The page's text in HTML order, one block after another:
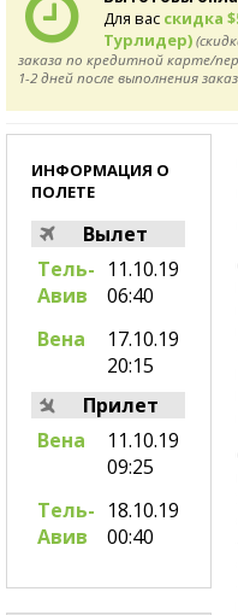
Для вас скидка
Турлидер)
заказа по кредитной карте/
1-2 дней после выполнения
ИНФОРМАЦИЯ О
ПОЛЕТЕ
Вылет
Тель-
Авив
11.10.19
06:40
Вена
17.10.19
20:15
Прилет
Вена
11.10.19
09:25
Тель-
Авив
18.10.19
00:40